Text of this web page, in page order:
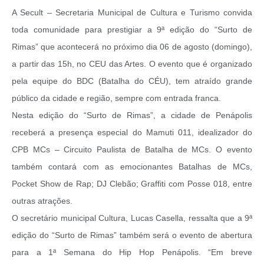
A Secult – Secretaria Municipal de Cultura e Turismo convida
toda comunidade para prestigiar a 9ª edição do “Surto de
Rimas” que acontecerá no próximo dia 06 de agosto (domingo),
a partir das 15h, no CEU das Artes. O evento que é organizado
pela equipe do BDC (Batalha do CÉU), tem atraído grande
público da cidade e região, sempre com entrada franca.
Nesta edição do “Surto de Rimas”, a cidade de Penápolis
receberá a presença especial do Mamuti 011, idealizador do
CPB MCs – Circuito Paulista de Batalha de MCs. O evento
também contará com as emocionantes Batalhas de MCs,
Pocket Show de Rap; DJ Clebão; Graffiti com Posse 018, entre
outras atrações.
O secretário municipal Cultura, Lucas Casella, ressalta que a 9ª
edição do “Surto de Rimas” também será o evento de abertura
para a 1ª Semana do Hip Hop Penápolis. “Em breve